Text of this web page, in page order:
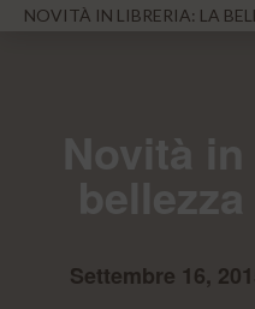
NOVITÀ IN LIBRERIA: LA
Settembre 16,